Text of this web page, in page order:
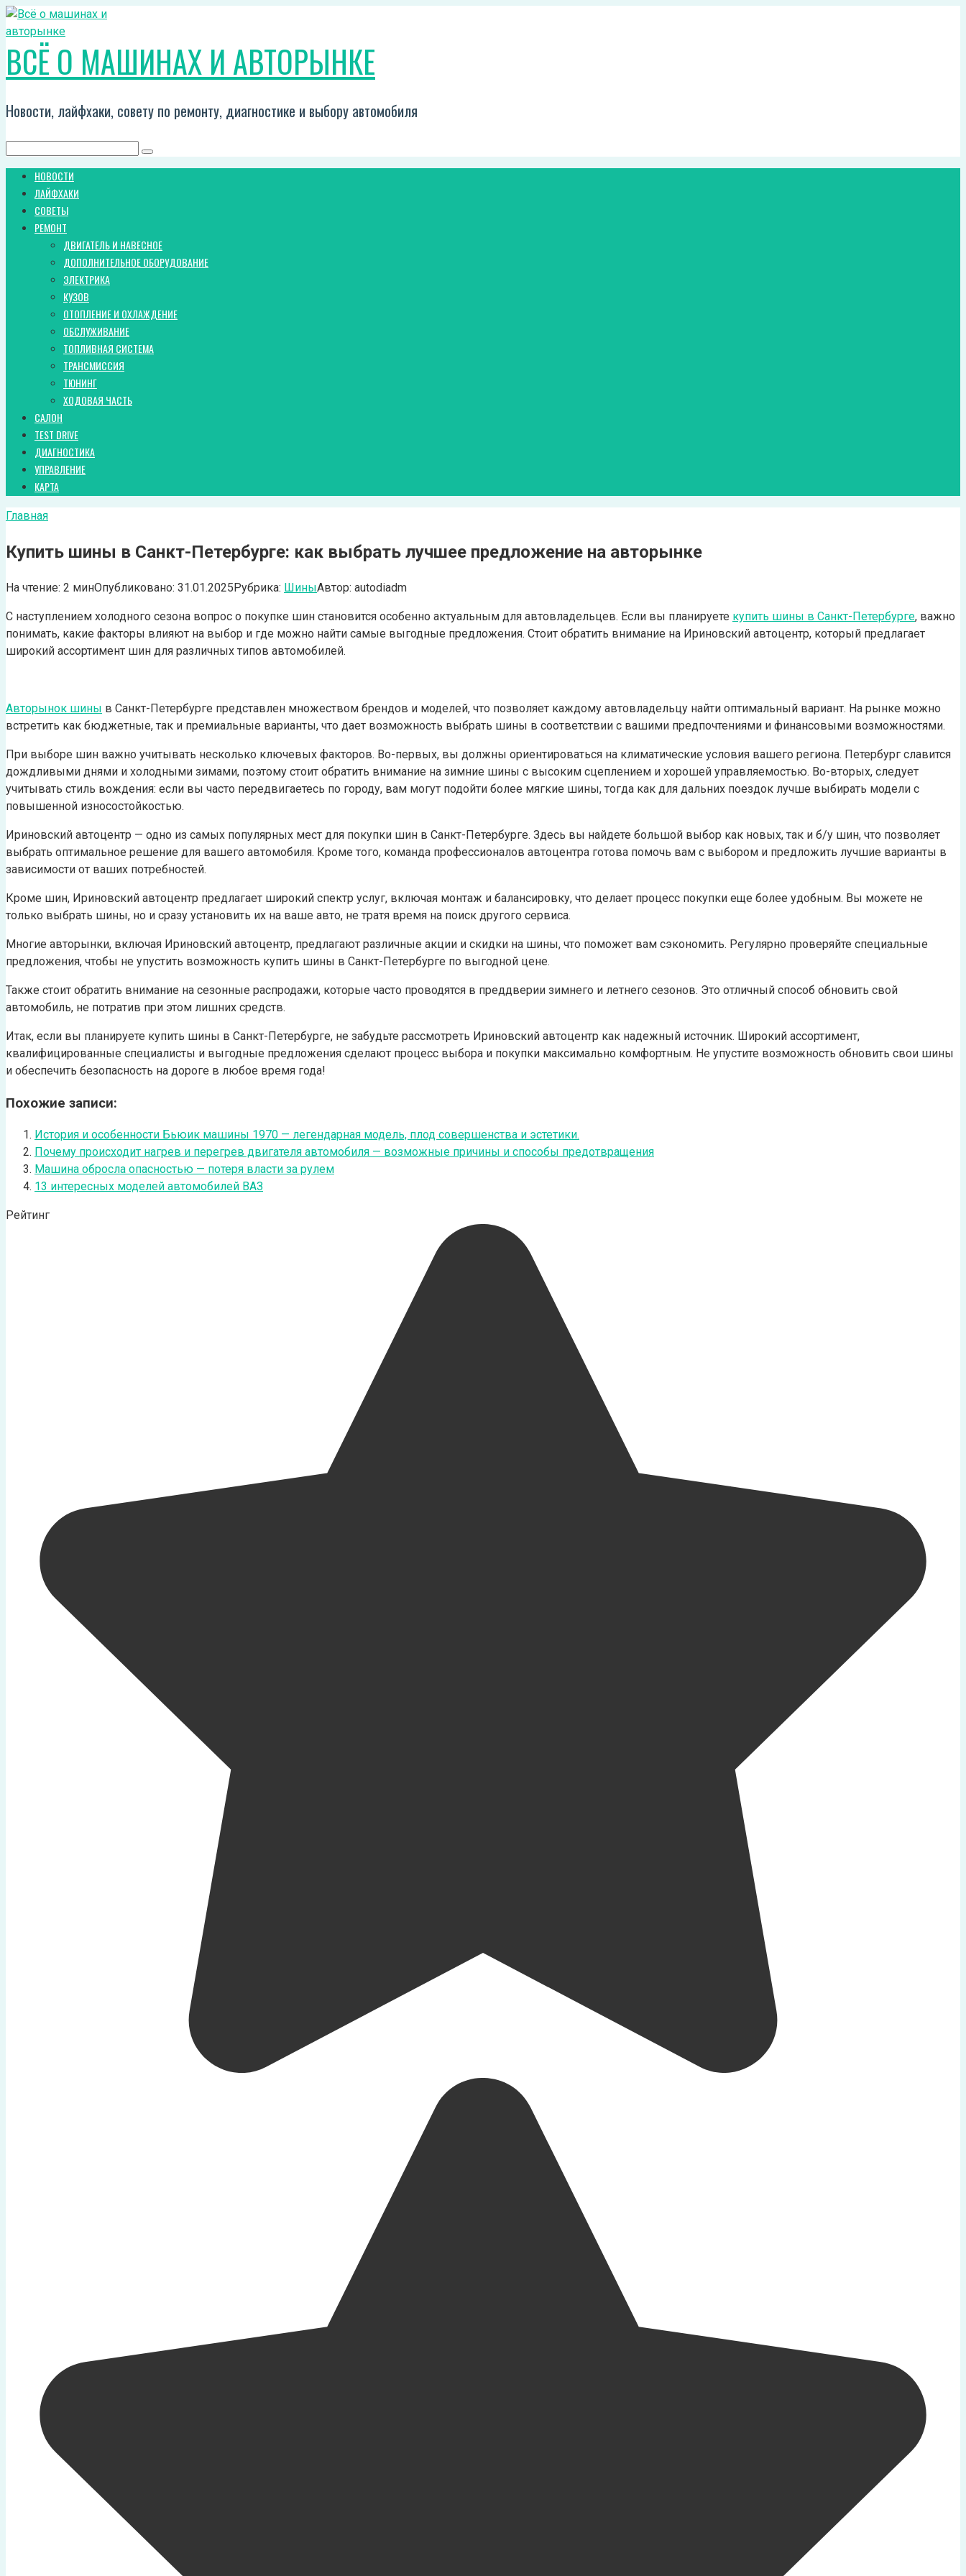
Перейти
к
контенту
ВСЁ О МАШИНАХ И АВТОРЫНКЕ
Новости, лайфхаки, совету по ремонту, диагностике и выбору автомобиля
НОВОСТИ
ЛАЙФХАКИ
СОВЕТЫ
РЕМОНТ
ДВИГАТЕЛЬ И НАВЕСНОЕ
ДОПОЛНИТЕЛЬНОЕ ОБОРУДОВАНИЕ
ЭЛЕКТРИКА
КУЗОВ
ОТОПЛЕНИЕ И ОХЛАЖДЕНИЕ
ОБСЛУЖИВАНИЕ
ТОПЛИВНАЯ СИСТЕМА
ТРАНСМИССИЯ
ТЮНИНГ
ХОДОВАЯ ЧАСТЬ
САЛОН
TEST DRIVE
ДИАГНОСТИКА
УПРАВЛЕНИЕ
КАРТА
Главная
Купить шины в Санкт-Петербурге: как выбрать лучшее предложение на авторынке
На чтение: 2 минОпубликовано: 31.01.2025Рубрика: ШиныАвтор: autodiadm
С наступлением холодного сезона вопрос о покупке шин становится особенно актуальным для автовладельцев. Если вы планируете купить шины в Санкт-Петербурге, важно
понимать, какие факторы влияют на выбор и где можно найти самые выгодные предложения. Стоит обратить внимание на Ириновский автоцентр, который предлагает
широкий ассортимент шин для различных типов автомобилей.
Авторынок шины в Санкт-Петербурге представлен множеством брендов и моделей, что позволяет каждому автовладельцу найти оптимальный вариант. На рынке можно
встретить как бюджетные, так и премиальные варианты, что дает возможность выбрать шины в соответствии с вашими предпочтениями и финансовыми возможностями.
При выборе шин важно учитывать несколько ключевых факторов. Во-первых, вы должны ориентироваться на климатические условия вашего региона. Петербург славится
дождливыми днями и холодными зимами, поэтому стоит обратить внимание на зимние шины с высоким сцеплением и хорошей управляемостью. Во-вторых, следует
учитывать стиль вождения: если вы часто передвигаетесь по городу, вам могут подойти более мягкие шины, тогда как для дальних поездок лучше выбирать модели с
повышенной износостойкостью.
Ириновский автоцентр — одно из самых популярных мест для покупки шин в Санкт-Петербурге. Здесь вы найдете большой выбор как новых, так и б/у шин, что позволяет
выбрать оптимальное решение для вашего автомобиля. Кроме того, команда профессионалов автоцентра готова помочь вам с выбором и предложить лучшие варианты в
зависимости от ваших потребностей.
Кроме шин, Ириновский автоцентр предлагает широкий спектр услуг, включая монтаж и балансировку, что делает процесс покупки еще более удобным. Вы можете не
только выбрать шины, но и сразу установить их на ваше авто, не тратя время на поиск другого сервиса.
Многие авторынки, включая Ириновский автоцентр, предлагают различные акции и скидки на шины, что поможет вам сэкономить. Регулярно проверяйте специальные
предложения, чтобы не упустить возможность купить шины в Санкт-Петербурге по выгодной цене.
Также стоит обратить внимание на сезонные распродажи, которые часто проводятся в преддверии зимнего и летнего сезонов. Это отличный способ обновить свой
автомобиль, не потратив при этом лишних средств.
Итак, если вы планируете купить шины в Санкт-Петербурге, не забудьте рассмотреть Ириновский автоцентр как надежный источник. Широкий ассортимент,
квалифицированные специалисты и выгодные предложения сделают процесс выбора и покупки максимально комфортным. Не упустите возможность обновить свои шины
и обеспечить безопасность на дороге в любое время года!
Похожие записи:
История и особенности Бьюик машины 1970 — легендарная модель, плод совершенства и эстетики.
Почему происходит нагрев и перегрев двигателя автомобиля — возможные причины и способы предотвращения
Машина обросла опасностью — потеря власти за рулем
13 интересных моделей автомобилей ВАЗ
Рейтинг